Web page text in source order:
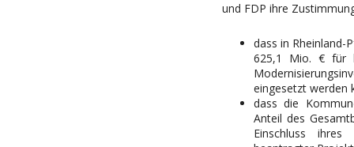
und FDP ihre
dass in Rheinland-
625,1 Mio. € für
eingesetzt werden
dass die
Anteil des
Einschluss ihres